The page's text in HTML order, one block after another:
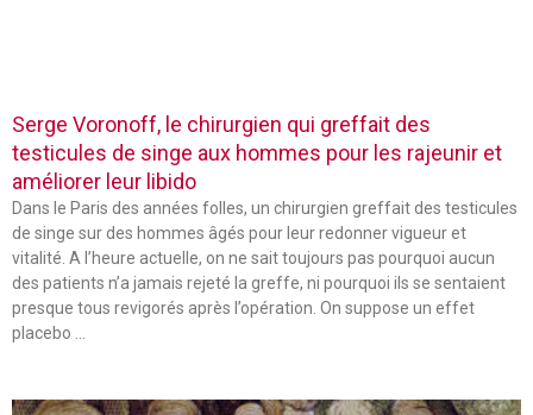
Serge Voronoff, le chirurgien qui greffait des
testicules de singe aux hommes pour les rajeunir et
améliorer leur libido
Dans le Paris des années folles, un chirurgien greffait des testicules
de singe sur des hommes âgés pour leur redonner vigueur et
vitalité. A l’heure actuelle, on ne sait toujours pas pourquoi aucun
des patients n’a jamais rejeté la greffe, ni pourquoi ils se sentaient
presque tous revigorés après l’opération. On suppose un effet
placebo …